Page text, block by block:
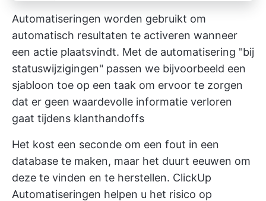
Automatiseringen worden gebruikt om
automatisch resultaten te activeren wanneer
een actie plaatsvindt. Met de automatisering "bij
statuswijzigingen" passen we bijvoorbeeld een
sjabloon toe op een taak om ervoor te zorgen
dat er geen waardevolle informatie verloren
gaat tijdens klanthandoffs
Het kost een seconde om een fout in een
database te maken, maar het duurt eeuwen om
deze te vinden en te herstellen. ClickUp
Automatiseringen helpen u het risico op